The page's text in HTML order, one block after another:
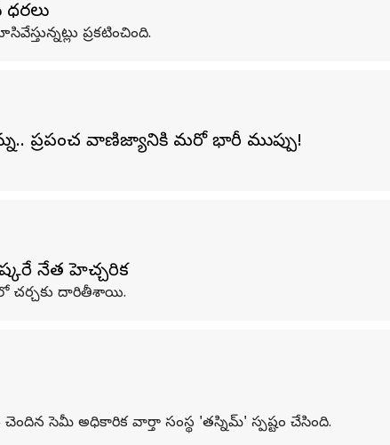
ధరలు
ప్రకటించింది.
ప్రపంచ వాణిజ్యానికి మరో భారీ ముప్పు!
నేత హెచ్చరిక
చర్చకు దారితీశాయి.
సెమీ అధికారిక వార్తా సంస్థ 'తస్నిమ్' స్పష్టం చేసింది.